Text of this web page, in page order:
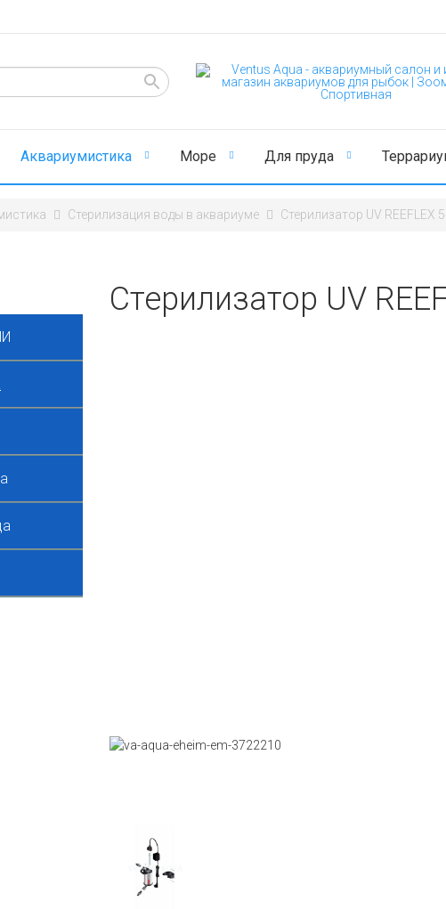
Аквариумистика Море Для пруда
Стерилизация воды в аквариуме Стерилизатор UV REEFLEX
Стерилизатор UV